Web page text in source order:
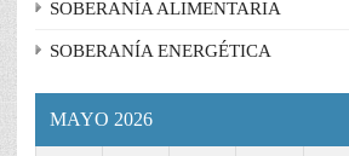
SOBERANÍA ALIMENTARIA
SOBERANÍA ENERGÉTICA
MAYO 2026